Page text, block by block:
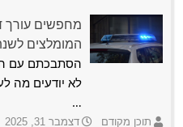
מחפשים עורך
המומלצים לשנת
הסתבכתם עם
לא יודעים מה
…
תוכן מקודם דצמבר 31, 2025